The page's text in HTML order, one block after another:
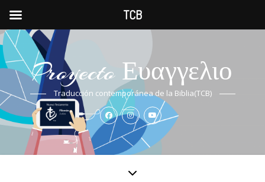
Proyecto Ευαγγελιο
Traducción contemporánea de la Biblia(TCB)
TCB